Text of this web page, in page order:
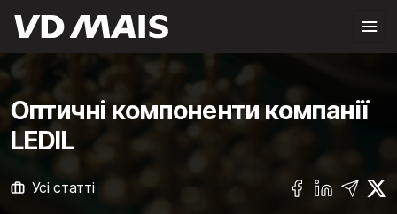
Оптичні компоненти компанії
LEDIL
Усі статті